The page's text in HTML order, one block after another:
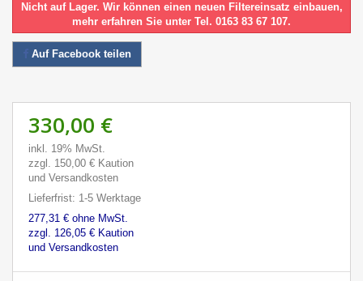
Nicht auf Lager. Wir können einen neuen Filtereinsatz einbauen,
mehr erfahren Sie unter Tel. 0163 83 67 107.
Auf Facebook teilen
330,00 €
inkl. 19% MwSt.
zzgl. 150,00 € Kaution
und Versandkosten
Lieferfrist: 1-5 Werktage
277,31 € ohne MwSt.
zzgl. 126,05 € Kaution
und Versandkosten